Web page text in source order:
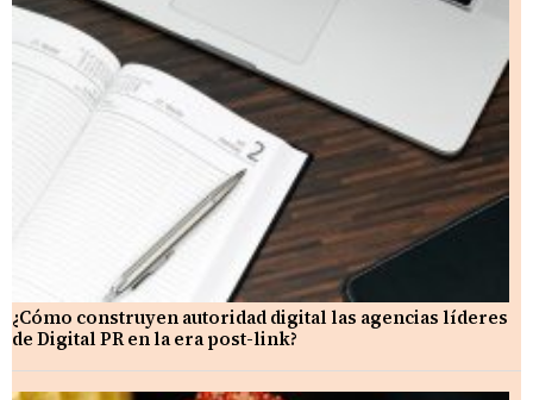
¿Cómo construyen autoridad digital las agencias líderes
de Digital PR en la era post-link?